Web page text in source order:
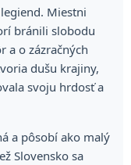
Miestni
bránili slobodu
a o zázračných
dušu krajiny,
svoju hrdosť a
a pôsobí ako malý
Slovensko sa